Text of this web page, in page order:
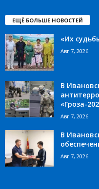
ЕЩЁ БОЛЬШЕ НОВОСТЕЙ
«Их
Авг 7, 2026
В
«Гроза-
Авг 7, 2026
В
Авг 7, 2026